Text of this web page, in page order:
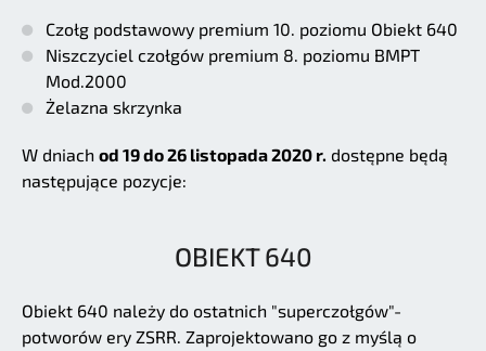
Czołg podstawowy premium 10. poziomu Obiekt 640
Niszczyciel czołgów premium 8. poziomu BMPT
Mod.2000
Żelazna skrzynka
W dniach od 19 do 26 listopada 2020 r. dostępne będą
następujące pozycje:
OBIEKT 640
Obiekt 640 należy do ostatnich "superczołgów"-
potworów ery ZSRR. Zaprojektowano go z myślą o